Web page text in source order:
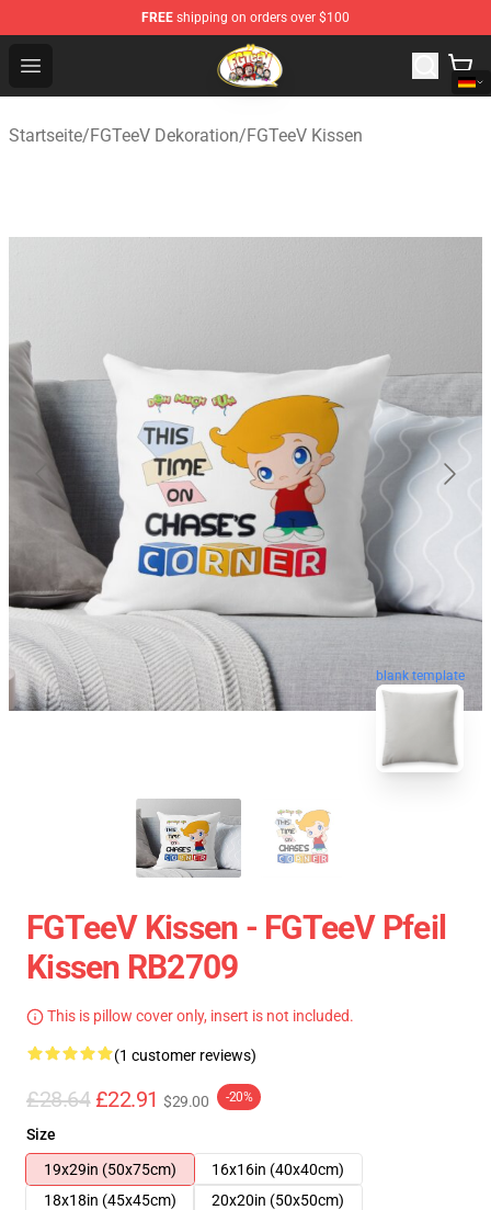
FREE shipping on orders over $100
Open menu
FGTeeV Store - Official FGTeeV Merchandise Shop
Startseite/FGTeeV Dekoration/FGTeeV Kissen
blank template
FGTeeV Kissen - FGTeeV Pfeil
Kissen RB2709
This is pillow cover only, insert is not included.
(1 customer reviews)
£28.64 £22.91 $29.00 -20%
Size
19x29in (50x75cm)
16x16in (40x40cm)
18x18in (45x45cm)
20x20in (50x50cm)